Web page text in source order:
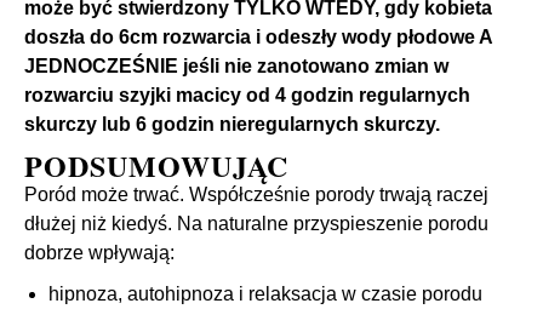
może być stwierdzony TYLKO WTEDY, gdy kobieta
doszła do 6cm rozwarcia i odeszły wody płodowe A
JEDNOCZEŚNIE jeśli nie zanotowano zmian w
rozwarciu szyjki macicy od 4 godzin regularnych
skurczy lub 6 godzin nieregularnych skurczy.
PODSUMOWUJĄC
Poród może trwać. Współcześnie porody trwają raczej
dłużej niż kiedyś. Na naturalne przyspieszenie porodu
dobrze wpływają:
hipnoza, autohipnoza i relaksacja w czasie porodu